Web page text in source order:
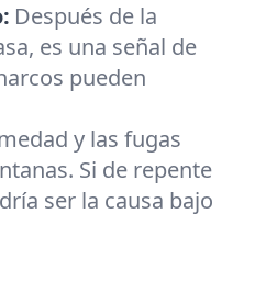
Después de la
es una señal de
pueden
y las fugas
Si de repente
ser la causa bajo